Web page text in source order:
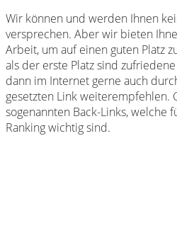
Wir können und werden Ihnen
versprechen. Aber wir bieten
Arbeit, um auf einen guten Platz
als der erste Platz sind
dann im Internet gerne auch
gesetzten Link weiterempfehlen.
sogenannten Back-Links, welche
Ranking wichtig sind.